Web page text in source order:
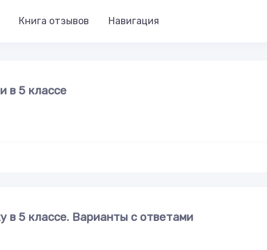
Книга отзывов Навигация
в 5 классе
в 5 классе. Варианты с ответами